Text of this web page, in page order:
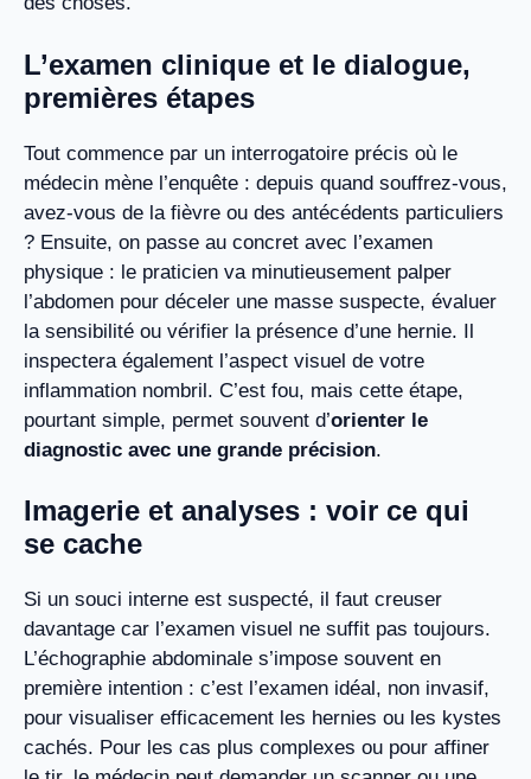
L’examen clinique et le dialogue,
premières étapes
Tout commence par un interrogatoire précis où le
médecin mène l’enquête : depuis quand souffrez-vous,
avez-vous de la fièvre ou des antécédents particuliers
? Ensuite, on passe au concret avec l’examen
physique : le praticien va minutieusement palper
l’abdomen pour déceler une masse suspecte, évaluer
la sensibilité ou vérifier la présence d’une hernie. Il
inspectera également l’aspect visuel de votre
inflammation nombril. C’est fou, mais cette étape,
pourtant simple, permet souvent d’orienter le
diagnostic avec une grande précision.
Imagerie et analyses : voir ce qui
se cache
Si un souci interne est suspecté, il faut creuser
davantage car l’examen visuel ne suffit pas toujours.
L’échographie abdominale s’impose souvent en
première intention : c’est l’examen idéal, non invasif,
pour visualiser efficacement les hernies ou les kystes
cachés. Pour les cas plus complexes ou pour affiner